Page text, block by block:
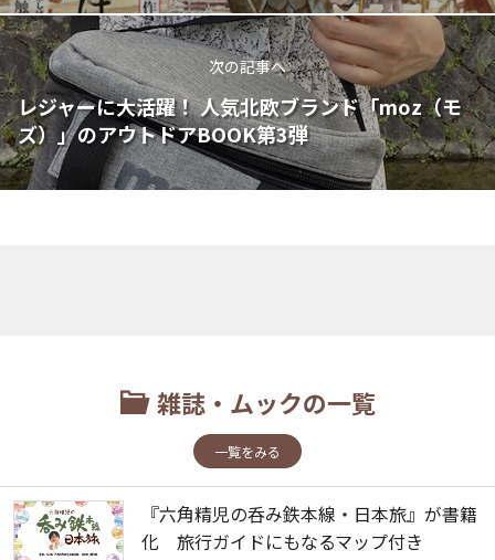
次の記事へ
レジャーに大活躍！ 人気北欧ブランド「moz（モ
ズ）」のアウトドアBOOK第3弾
雑誌・ムックの一覧
一覧をみる
『六角精児の呑み鉄本線・日本旅』が書籍
化 旅行ガイドにもなるマップ付き